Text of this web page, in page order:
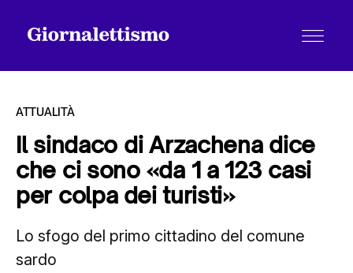
Tutti gli articoli
Chi siamo
ATTUALITÀ
Il sindaco di Arzachena dice
che ci sono «da 1 a 123 casi
per colpa dei turisti»
Lo sfogo del primo cittadino del comune
sardo